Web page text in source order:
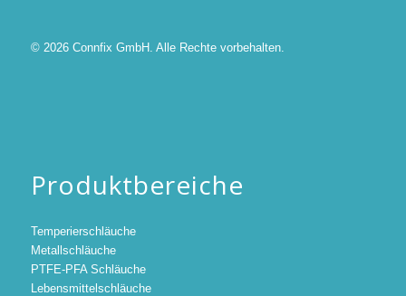
© 2026Connfix GmbH. Alle Rechte vorbehalten.
Produktbereiche
Temperierschläuche
Metallschläuche
PTFE-PFA Schläuche
Lebensmittelschläuche